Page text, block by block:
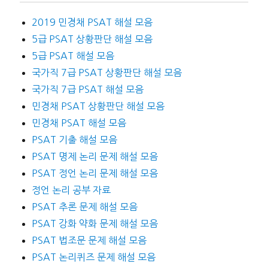
2019 민경채 PSAT 해설 모음
5급 PSAT 상황판단 해설 모음
5급 PSAT 해설 모음
국가직 7급 PSAT 상황판단 해설 모음
국가직 7급 PSAT 해설 모음
민경채 PSAT 상황판단 해설 모음
민경채 PSAT 해설 모음
PSAT 기출 해설 모음
PSAT 명제 논리 문제 해설 모음
PSAT 정언 논리 문제 해설 모음
정언 논리 공부 자료
PSAT 추론 문제 해설 모음
PSAT 강화 약화 문제 해설 모음
PSAT 법조문 문제 해설 모음
PSAT 논리퀴즈 문제 해설 모음